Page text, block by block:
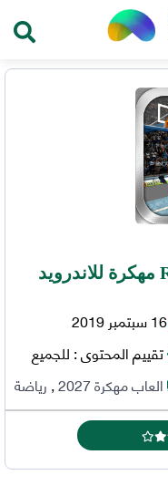
16 سبتمبر 2019
تقييم المحتوى :للجميع
العاب مهكرة 2027
,رياضة